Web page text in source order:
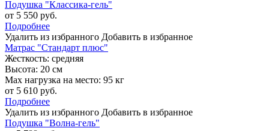
Подушка "Классика-гель"
от 5 550 руб.
Подробнее
Удалить из избранного Добавить в избранное
Матрас "Стандарт плюс"
Жесткость: средняя
Высота: 20 см
Max нагрузка на место: 95 кг
от 5 610 руб.
Подробнее
Удалить из избранного Добавить в избранное
Подушка "Волна-гель"